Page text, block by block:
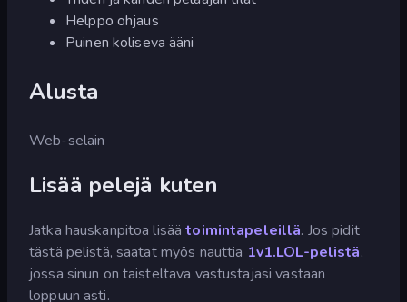
Helppo ohjaus
Puinen koliseva ääni
Alusta
Web-selain
Lisää pelejä kuten
Jatka hauskanpitoa lisäätoimintapeleillä. Jos pidit
tästä pelistä, saatat myös nauttia 1v1.LOL-pelistä,
jossa sinun on taisteltava vastustajasi vastaan
loppuun asti.